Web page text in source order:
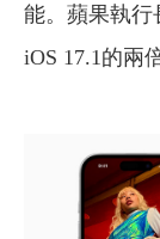
能。蘋果執行
iOS 17.1的兩